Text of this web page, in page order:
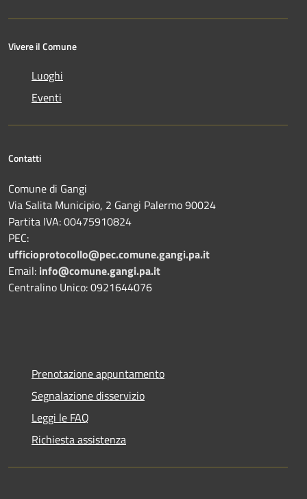
Vivere il Comune
Luoghi
Eventi
Contatti
Comune di Gangi
Via Salita Municipio, 2 Gangi Palermo 90024
Partita IVA: 00475910824
PEC:
ufficioprotocollo@pec.comune.gangi.pa.it
Email: info@comune.gangi.pa.it
Centralino Unico: 0921644076
Prenotazione appuntamento
Segnalazione disservizio
Leggi le FAQ
Richiesta assistenza